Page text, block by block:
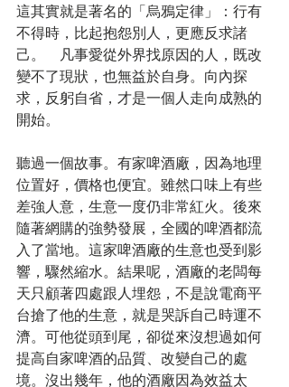
這其實就是著名的「烏鴉定律」：行有
不得時，比起抱怨別人，更應反求諸
己。　凡事愛從外界找原因的人，既改
變不了現狀，也無益於自身。向內探
求，反躬自省，才是一個人走向成熟的
開始。
聽過一個故事。有家啤酒廠，因為地理
位置好，價格也便宜。雖然口味上有些
差強人意，生意一度仍非常紅火。後來
隨著網購的強勢發展，全國的啤酒都流
入了當地。這家啤酒廠的生意也受到影
響，驟然縮水。結果呢，酒廠的老闆每
天只顧著四處跟人埋怨，不是說電商平
台搶了他的生意，就是哭訴自己時運不
濟。可他從頭到尾，卻從來沒想過如何
提高自家啤酒的品質、改變自己的處
境。沒出幾年，他的酒廠因為效益太